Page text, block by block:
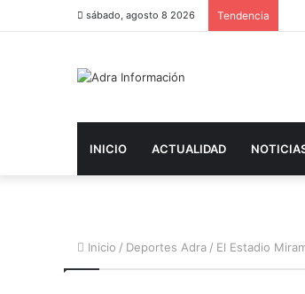
sábado, agosto 8 2026 Tendencia
INICIO ACTUALIDAD
Inicio / Deportes Adra / El Estadio